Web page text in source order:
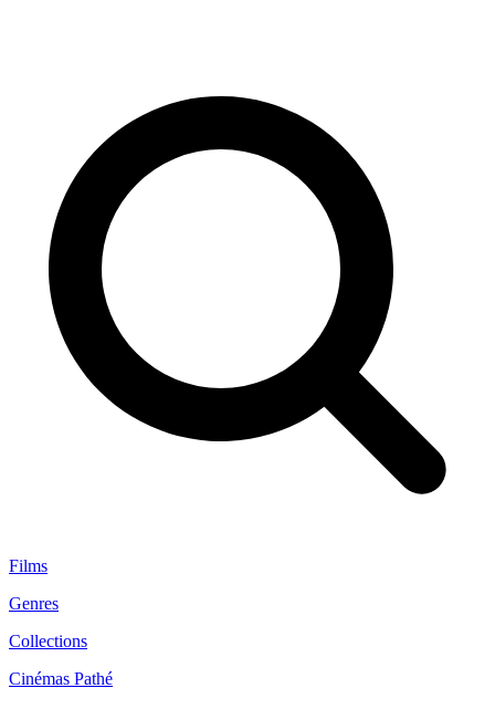
Films
Genres
Collections
Cinémas Pathé